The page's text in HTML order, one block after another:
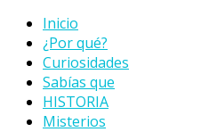
Inicio
¿Por qué?
Curiosidades
Sabías que
HISTORIA
Misterios